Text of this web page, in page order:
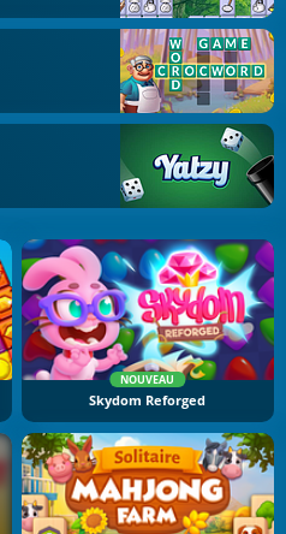
NOUVEAU
Skydom Reforged